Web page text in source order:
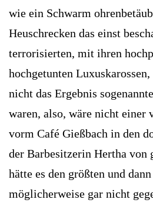
wie ein Schwarm
Heuschrecken das einst
terrorisierten, mit ihren
hochgetunten
nicht das Ergebnis
waren, also, wäre nicht einer
vorm Café Gießbach in den
der Barbesitzerin Hertha von
hätte es den größten und
möglicherweise gar nicht